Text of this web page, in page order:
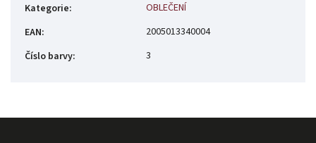
Kategorie:
OBLEČENÍ
EAN:
2005013340004
Číslo barvy: 3